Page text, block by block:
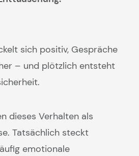
sich positiv, Gespräche
– und plötzlich entsteht
dieses Verhalten als
Tatsächlich steckt
emotionale